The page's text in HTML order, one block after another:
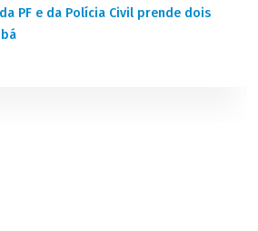
PF e da Polícia Civil prende dois